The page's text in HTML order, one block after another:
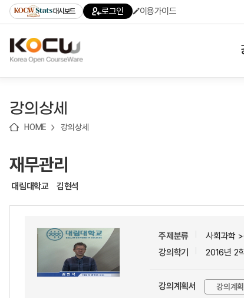
기
기
기
content)
가
대시보드 로그인 이용가이드
강의상세
HOME 강의상세
재무관리
대림대학교 김현석
주제분류
사회과학
강의학기
2016년 2
강의계획서 강의계